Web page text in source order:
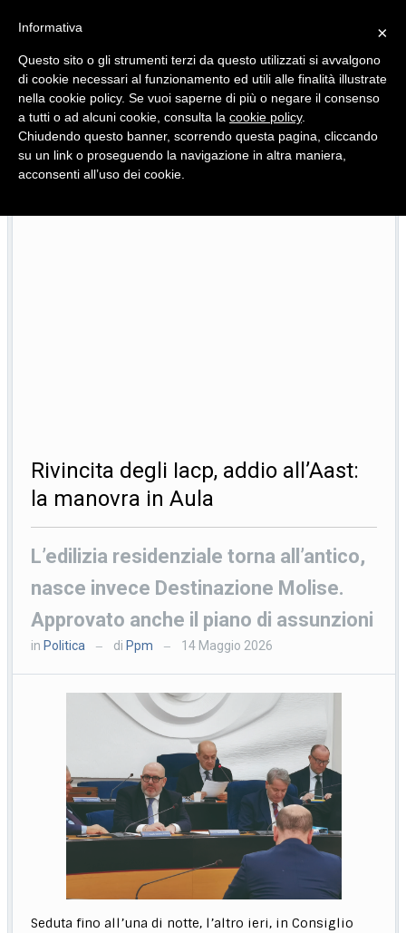
Quotidiano d'informazione distribuito in Molise con
Rivincita degli Iacp, addio all’Aast:
la manovra in Aula
L’edilizia residenziale torna all’antico,
nasce invece Destinazione Molise.
Approvato anche il piano di assunzioni
in Politica — di Ppm — 14 Maggio 2026
Seduta fino all’una di notte, l’altro ieri, in Consiglio
×
Informativa
Questo sito o gli strumenti terzi da questo utilizzati si avvalgono
di cookie necessari al funzionamento ed utili alle finalità illustrate
nella cookie policy. Se vuoi saperne di più o negare il consenso
a tutti o ad alcuni cookie, consulta la cookie policy.
Chiudendo questo banner, scorrendo questa pagina, cliccando
su un link o proseguendo la navigazione in altra maniera,
acconsenti all’uso dei cookie.